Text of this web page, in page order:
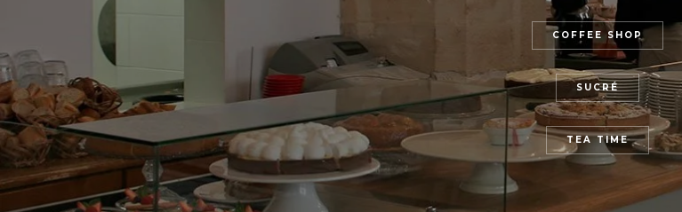
COFFEE SHOP
SUCRÉ
TEA TIME